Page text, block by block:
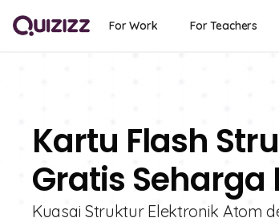
For Work For Teachers
Kartu Flash
Gratis Seharga
Kuasai Struktur Elektronik Atom